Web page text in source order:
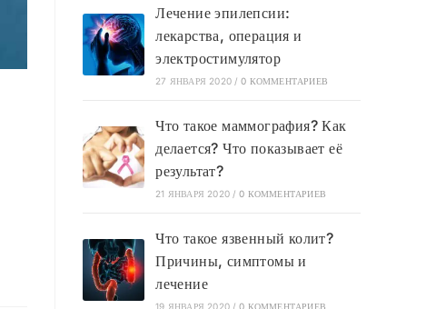
Лечение эпилепсии:
лекарства, операция и
электростимулятор
27 ЯНВАРЯ 2020 / 0 КОММЕНТАРИЕВ
Что такое маммография? Как
делается? Что показывает её
результат?
21 ЯНВАРЯ 2020 / 0 КОММЕНТАРИЕВ
Что такое язвенный колит?
Причины, симптомы и
лечение
19 ЯНВАРЯ 2020 / 0 КОММЕНТАРИЕВ